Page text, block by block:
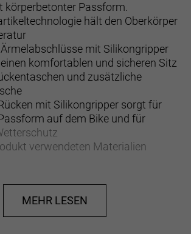
körperbetonter Passform.
hält den Oberkörper
mit Silikongripper
komfortablen und sicheren Sitz
und zusätzliche
mit Silikongripper sorgt für
auf dem Bike und für
verwendeten Materialien
Schnitt mit aerodynamischer
Performance
MEHR LESEN